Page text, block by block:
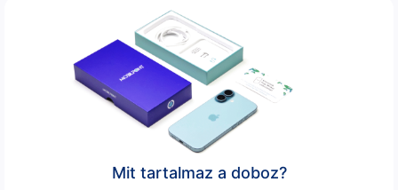
Mit tartalmaz a doboz?